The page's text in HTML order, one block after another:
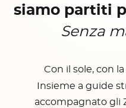
siamo partiti
Senza
Con il sole, con
Insieme a guide
accompagnato gli